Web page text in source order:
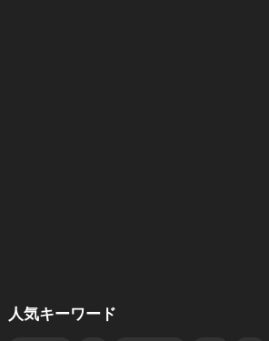
人気キーワード